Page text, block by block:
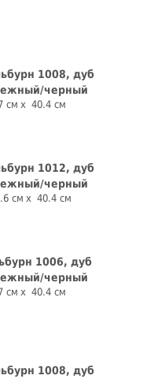
1008, дуб
черный
см 40.4 см
1012, дуб
черный
см 40.4 см
1006, дуб
черный
см 40.4 см
1008, дуб